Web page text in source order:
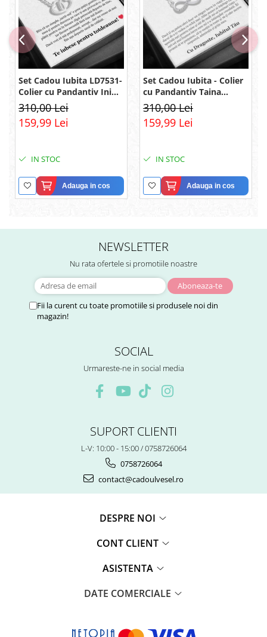
Set Cadou Iubita LD7531-
Colier cu Pandantiv Inimi
Pereche din Argint 925
placat cu rodiu, Cutie
Elegantă și Felicitare
310,00 Lei
159,99 Lei
IN STOC
Adauga in cos
Set Cadou Iubita - Colier
cu Pandantiv Taina
Infinitului din Argint 925
placat cu rodiu, Cutie
Elegantă și Mesaj
310,00 Lei
159,99 Lei
IN STOC
Adauga in cos
NEWSLETTER
Nu rata ofertele si promotiile noastre
Fii la curent cu toate promotiile si produsele noi din
magazin!
SOCIAL
Urmareste-ne in social media
SUPORT CLIENTI
L-V: 10:00 - 15:00 / 0758726064
0758726064
contact@cadoulvesel.ro
DESPRE NOI
CONT CLIENT
ASISTENTA
DATE COMERCIALE